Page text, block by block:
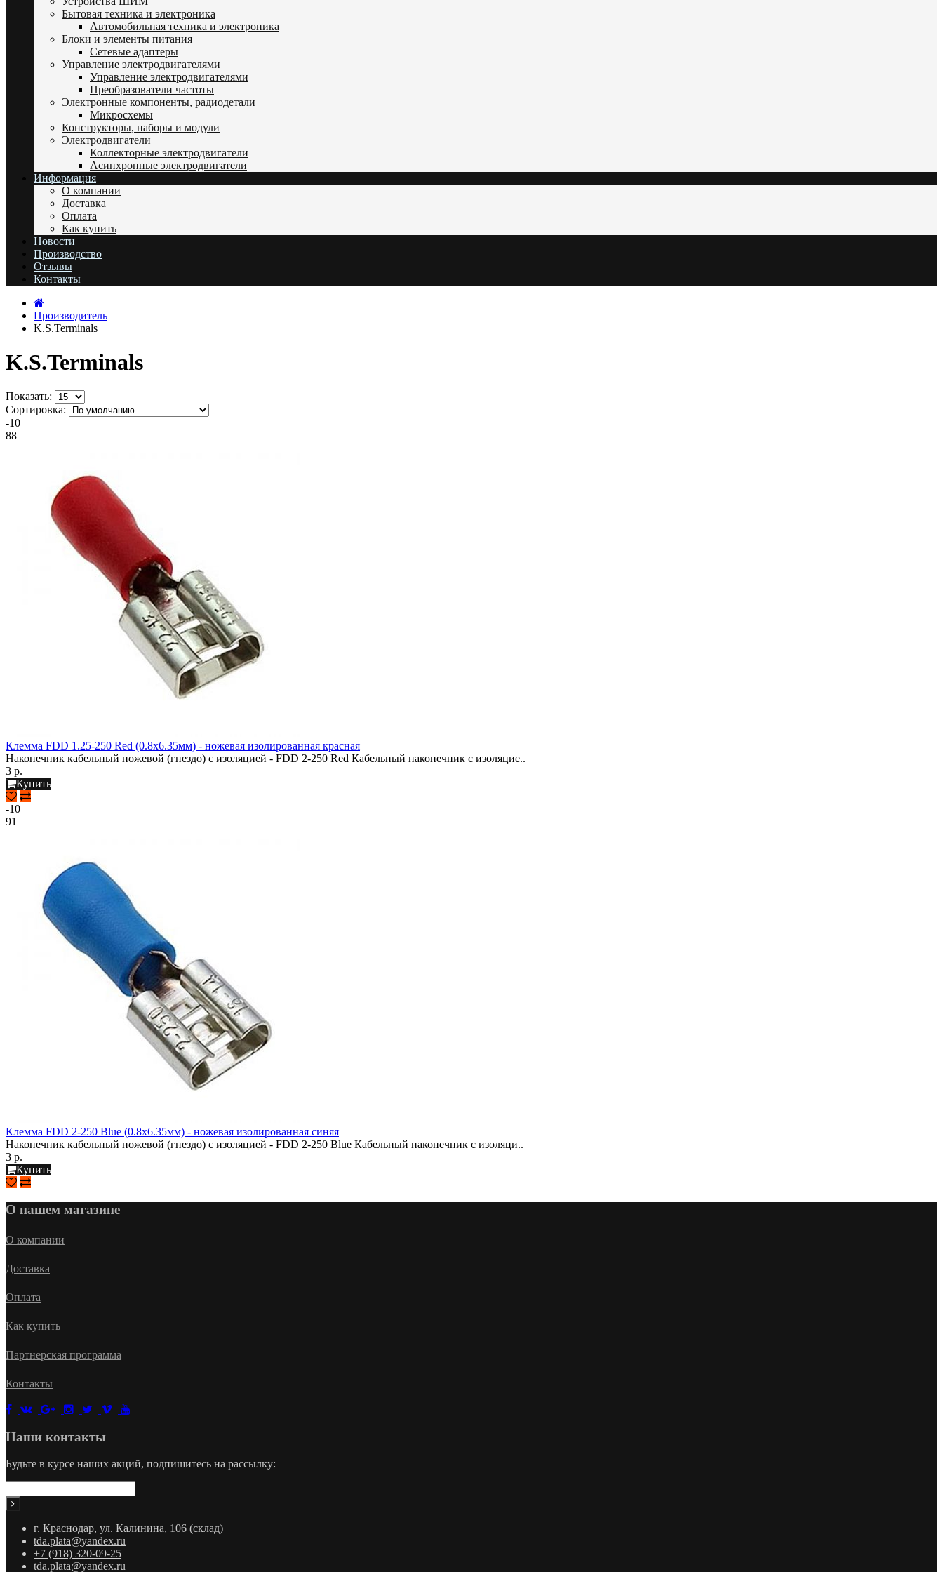
Бытовая техника и электроника
Автомобильная техника и электроника
Блоки и элементы питания
Сетевые адаптеры
Управление электродвигателями
Управление электродвигателями
Преобразователи частоты
Электронные компоненты, радиодетали
Микросхемы
Конструкторы, наборы и модули
Электродвигатели
Коллекторные электродвигатели
Асинхронные электродвигатели
Информация
О компании
Доставка
Оплата
Как купить
Новости
Производство
Отзывы
Контакты
Производитель
K.S.Terminals
K.S.Terminals
Показать:
Сортировка:
-10
88
Клемма FDD 1.25-250 Red (0.8х6.35мм) - ножевая изолированная красная
Наконечник кабельный ножевой (гнездо) с изоляцией - FDD 2-250 Red Кабельный наконечник с изоляцие..
3 р.
Купить
-10
91
Клемма FDD 2-250 Blue (0.8х6.35мм) - ножевая изолированная синяя
Наконечник кабельный ножевой (гнездо) с изоляцией - FDD 2-250 Blue Кабельный наконечник с изоляци..
3 р.
Купить
О нашем магазине
О компании
Доставка
Оплата
Как купить
Партнерская программа
Контакты
Наши контакты
Будьте в курсе наших акций, подпишитесь на рассылку:
г. Краснодар, ул. Калинина, 106 (склад)
tda.plata@yandex.ru
+7 (918) 320-09-25
tda.plata@yandex.ru